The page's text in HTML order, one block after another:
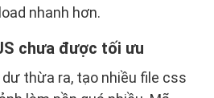
nhanh hơn.
chưa được tối ưu
dư thừa ra, tạo nhiều file css